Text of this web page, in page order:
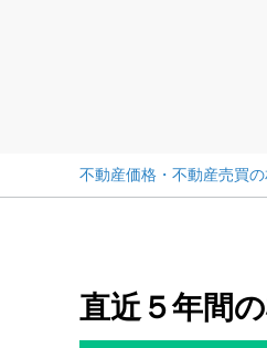
不動産価格・不動産売買
直近５年間